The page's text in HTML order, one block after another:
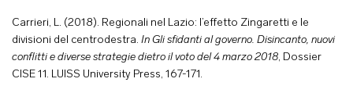
Carrieri, L. (2018). Regionali nel Lazio: l’effetto Zingaretti e le
divisioni del centrodestra. In Gli sfidanti al governo. Disincanto, nuovi
conflitti e diverse strategie dietro il voto del 4 marzo 2018, Dossier
CISE 11. LUISS University Press, 167-171.